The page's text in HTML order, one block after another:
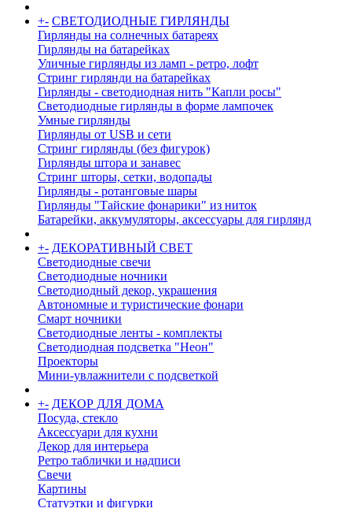
+- СВЕТОДИОДНЫЕ ГИРЛЯНДЫ
Гирлянды на солнечных батареях
Гирлянды на батарейках
Уличные гирлянды из ламп - ретро, лофт
Стринг гирлянди на батарейках
Гирлянды - светодиодная нить "Капли росы"
Светодиодные гирлянды в форме лампочек
Умные гирлянды
Гирлянды от USB и сети
Стринг гирлянды (без фигурок)
Гирлянды штора и занавес
Стринг шторы, сетки, водопады
Гирлянды - ротанговые шары
Гирлянды "Тайские фонарики" из ниток
Батарейки, аккумуляторы, аксессуары для гирлянд
+- ДЕКОРАТИВНЫЙ СВЕТ
Светодиодные свечи
Светодиодные ночники
Светодиодный декор, украшения
Автономные и туристические фонари
Смарт ночники
Светодиодные ленты - комплекты
Светодиодная подсветка "Неон"
Проекторы
Мини-увлажнители с подсветкой
+- ДЕКОР ДЛЯ ДОМА
Посуда, стекло
Аксессуари для кухни
Декор для интерьера
Ретро таблички и надписи
Свечи
Картины
Статуэтки и фигурки